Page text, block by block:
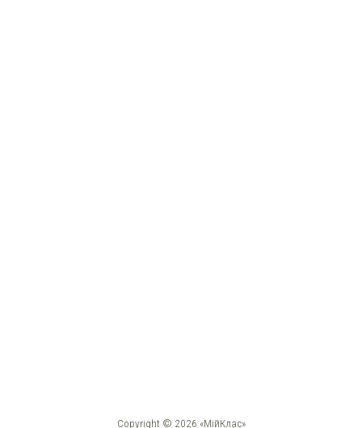
Copyright © 2026 «МійКлас»